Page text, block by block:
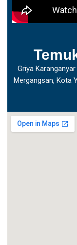
Griya
Mergangsan, Kota